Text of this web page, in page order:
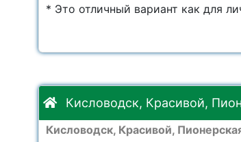
* Это отличный вариант как для
Кисловодск, Красивой,
Кисловодск, Красивой,